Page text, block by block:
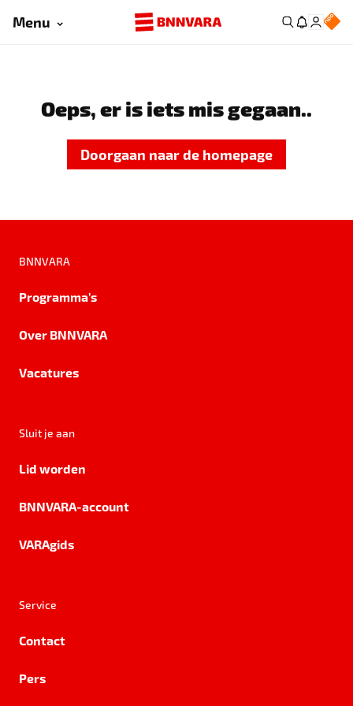
Menu
Oeps, er is iets mis gegaan..
Doorgaan naar de homepage
BNNVARA
Programma's
Over BNNVARA
Vacatures
Sluit je aan
Lid worden
BNNVARA-account
VARAgids
Service
Contact
Pers